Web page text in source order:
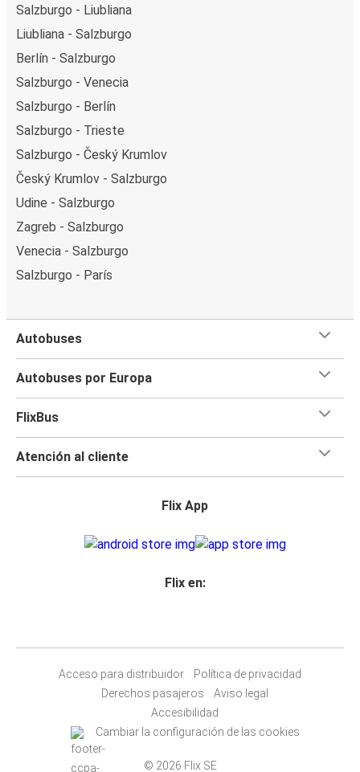
Salzburgo - Liubliana
Liubliana - Salzburgo
Berlín - Salzburgo
Salzburgo - Venecia
Salzburgo - Berlín
Salzburgo - Trieste
Salzburgo - Český Krumlov
Český Krumlov - Salzburgo
Udine - Salzburgo
Zagreb - Salzburgo
Venecia - Salzburgo
Salzburgo - París
Autobuses
Autobuses por Europa
FlixBus
Atención al cliente
Flix App
Flix en:
Acceso para distribuidor
Política de privacidad
Derechos pasajeros
Aviso legal
Accesibilidad
Cambiar la configuración de las cookies
© 2026 Flix SE